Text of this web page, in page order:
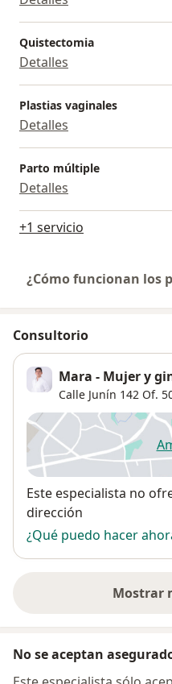
Quistectomia
Detalles
Plastias vaginales
Detalles
Parto múltiple
Detalles
+1 servicio
¿Cómo funcionan los
Consultorio
Mara - Mujer y
Calle Junín 142 Of.
Disponibilidad
Este especialista no
dirección
¿Qué puedo hacer
Mostrar
No se aceptan